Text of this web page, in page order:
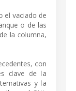
el vaciado de
o de las
la columna,
con
clave de la
y la